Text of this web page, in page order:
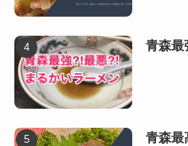
青森最
青森最